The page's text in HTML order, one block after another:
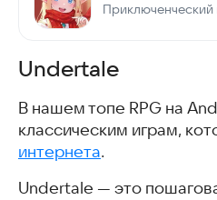
Undertale
В нашем топе RPG на
классическим играм,
интернета.
Undertale — это